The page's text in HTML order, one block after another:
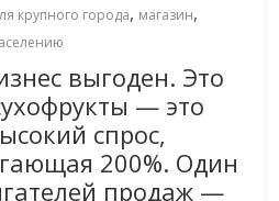
крупного города, магазин,
выгоден. Это
— это
спрос,
200%. Один
продаж —